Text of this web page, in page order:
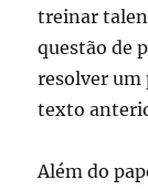
treinar
questão de
resolver um
texto
Além do